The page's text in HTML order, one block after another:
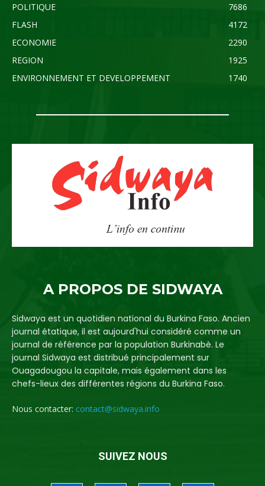
POLITIQUE
7686
FLASH
4172
ECONOMIE
2290
REGION
1925
ENVIRONNEMENT ET DEVELOPPEMENT
1740
A PROPOS DE SIDWAYA
Sidwaya est un quotidien national du Burkina Faso. Ancien
journal étatique, il est aujourd'hui considéré comme un
journal de référence par la population Burkinabè. Le
journal Sidwaya est distribué principalement sur
Ouagadougou la capitale, mais également dans les
chefs-lieux des différentes régions du Burkina Faso.
Nous contacter: contact@sidwaya.info
SUIVEZ NOUS